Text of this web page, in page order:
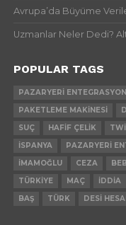
Avrupa’da Büyüme
Uzmanlar Neler Dedi?
POPULAR TAGS
PAZARYERI
PAKETLEME MAKINESI
SUÇ
HAFIF ÇELIK
İSPANYA
PAZARYERI
İMAMOĞLU
CEZA
TÜRKIYE
MAÇ İDDIA
BAŞ
TÜRK DESI